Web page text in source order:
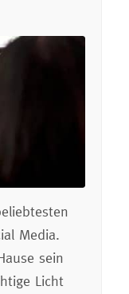
Media.
sein
Licht